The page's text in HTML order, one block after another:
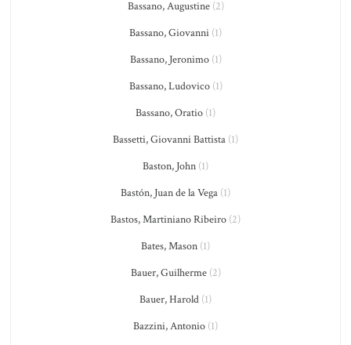
Bassano, Augustine(2)
Bassano, Giovanni (1)
Bassano, Jeronimo(1)
Bassano, Ludovico(1)
Bassano, Oratio (1)
Bassetti, Giovanni Battista (1)
Baston, John (1)
Bastón, Juan de la Vega (1)
Bastos, Martiniano Ribeiro (2)
Bates, Mason (1)
Bauer, Guilherme(2)
Bauer, Harold (1)
Bazzini, Antonio (1)